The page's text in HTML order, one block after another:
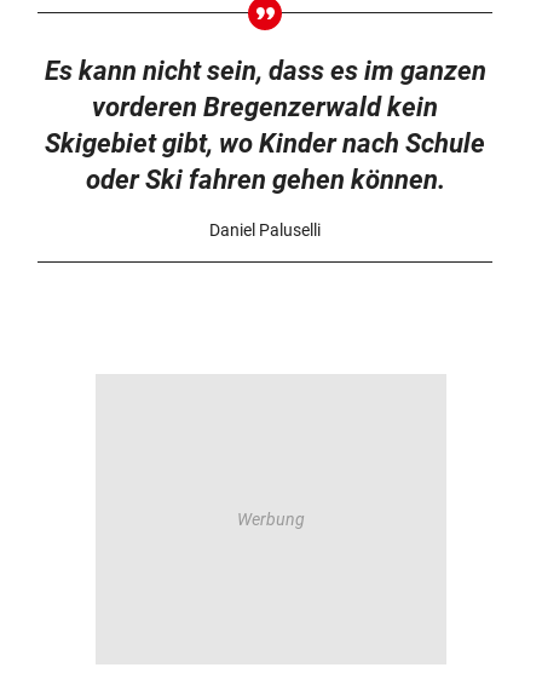
Es kann nicht sein, dass es im ganzen
vorderen Bregenzerwald kein
Skigebiet gibt, wo Kinder nach Schule
oder Ski fahren gehen können.
Daniel Paluselli